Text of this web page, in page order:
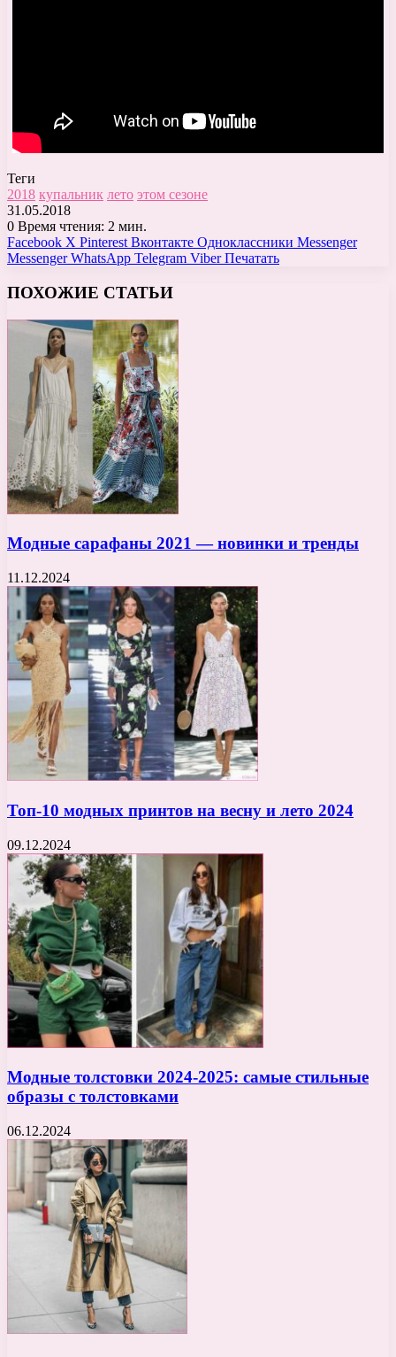
Теги
2018 купальник лето этом сезоне
31.05.2018
0 Время чтения: 2 мин.
Facebook X Pinterest Вконтакте Одноклассники Messenger
Messenger WhatsApp Telegram Viber Печатать
ПОХОЖИЕ СТАТЬИ
Модные сарафаны 2021 — новинки и тренды
11.12.2024
Топ-10 модных принтов на весну и лето 2024
09.12.2024
Модные толстовки 2024-2025: самые стильные
образы с толстовками
06.12.2024